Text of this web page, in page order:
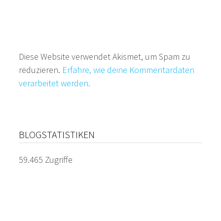
Diese Website verwendet Akismet, um Spam zu
reduzieren. Erfahre, wie deine Kommentardaten
verarbeitet werden.
BLOGSTATISTIKEN
59.465 Zugriffe